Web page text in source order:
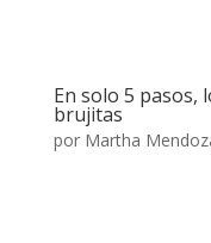
En solo 5 pasos,
brujitas
por Martha